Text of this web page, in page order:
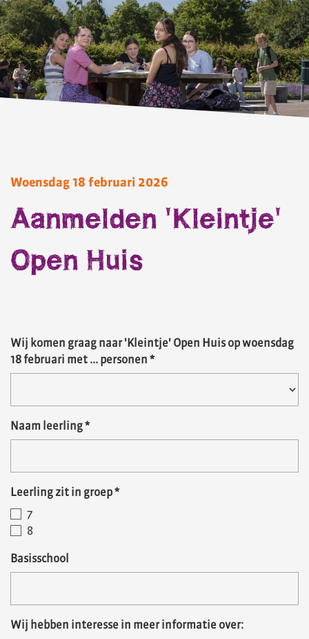
Woensdag 18 februari 2026
Aanmelden 'Kleintje'
Open Huis
Wij komen graag naar 'Kleintje' Open Huis op woensdag
18 februari met ... personen *
Naam leerling*
Leerling zit in groep*
7
8
Basisschool
Wij hebben interesse in meer informatie over: